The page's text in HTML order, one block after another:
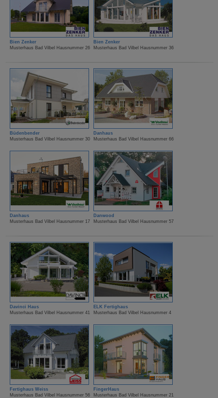
Bien Zenker
Musterhaus Bad Vilbel Hausnummer 26
Bien Zenker
Musterhaus Bad Vilbel Hausnummer 36
Büdenbender
Musterhaus Bad Vilbel Hausnummer 30
Danhaus
Musterhaus Bad Vilbel Hausnummer 66
Danhaus
Musterhaus Bad Vilbel Hausnummer 17
Danwood
Musterhaus Bad Vilbel Hausnummer 57
Davinci Haus
Musterhaus Bad Vilbel Hausnummer 41
ELK Fertighaus
Musterhaus Bad Vilbel Hausnummer 4
Fertighaus Weiss
Musterhaus Bad Vilbel Hausnummer 56
FingerHaus
Musterhaus Bad Vilbel Hausnummer 21